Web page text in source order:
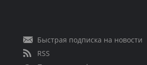
Быстрая подписка на новости
RSS